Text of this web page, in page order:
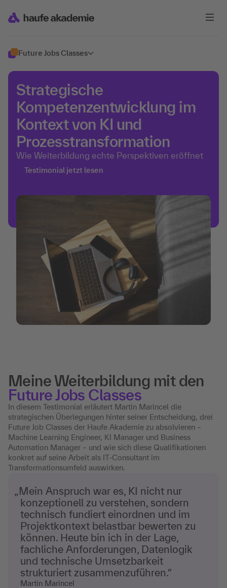
Future Jobs Classes
Strategische
Kompetenzentwicklung im
Kontext von KI und
Prozesstransformation
Wie Weiterbildung echte Perspektiven eröffnet
Testimonial jetzt lesen
Meine Weiterbildung mit den
Future Jobs Classes
In diesem Testimonial erläutert Martin Marincel die
strategischen Überlegungen hinter seiner Entscheidung, drei
Future Job Classes der Haufe Akademie zu absolvieren –
Machine Learning Engineer, KI Manager und Business
Automation Manager – und wie sich diese Qualifikationen
konkret auf seine Arbeit als IT-Consultant im
Transformationsumfeld auswirken.
„Mein Anspruch war es, KI nicht nur
konzeptionell zu verstehen, sondern
technisch fundiert einordnen und im
Projektkontext belastbar bewerten zu
können. Heute bin ich in der Lage,
fachliche Anforderungen, Datenlogik
und technische Umsetzbarkeit
strukturiert zusammenzuführen.“
Martin Marincel